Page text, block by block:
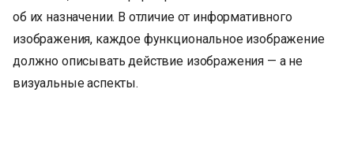
об их назначении. В отличие от информативного
изображения, каждое функциональное изображение
должно описывать действие изображения — а не
визуальные аспекты.